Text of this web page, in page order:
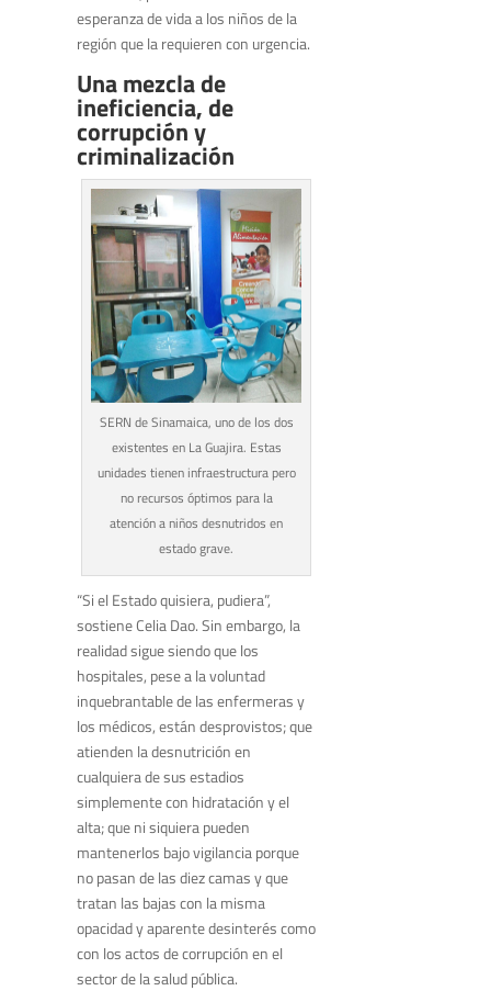
esperanza de vida a los niños de la
región que la requieren con urgencia.
Una mezcla de
ineficiencia, de
corrupción y
criminalización
SERN de Sinamaica, uno de los dos
existentes en La Guajira. Estas
unidades tienen infraestructura pero
no recursos óptimos para la
atención a niños desnutridos en
estado grave.
“Si el Estado quisiera, pudiera”,
sostiene Celia Dao. Sin embargo, la
realidad sigue siendo que los
hospitales, pese a la voluntad
inquebrantable de las enfermeras y
los médicos, están desprovistos; que
atienden la desnutrición en
cualquiera de sus estadios
simplemente con hidratación y el
alta; que ni siquiera pueden
mantenerlos bajo vigilancia porque
no pasan de las diez camas y que
tratan las bajas con la misma
opacidad y aparente desinterés como
con los actos de corrupción en el
sector de la salud pública.